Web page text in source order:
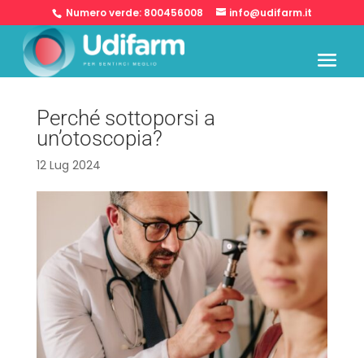
Numero verde: 800456008 info@udifarm.it
Perché sottoporsi a
un’otoscopia?
12 Lug 2024